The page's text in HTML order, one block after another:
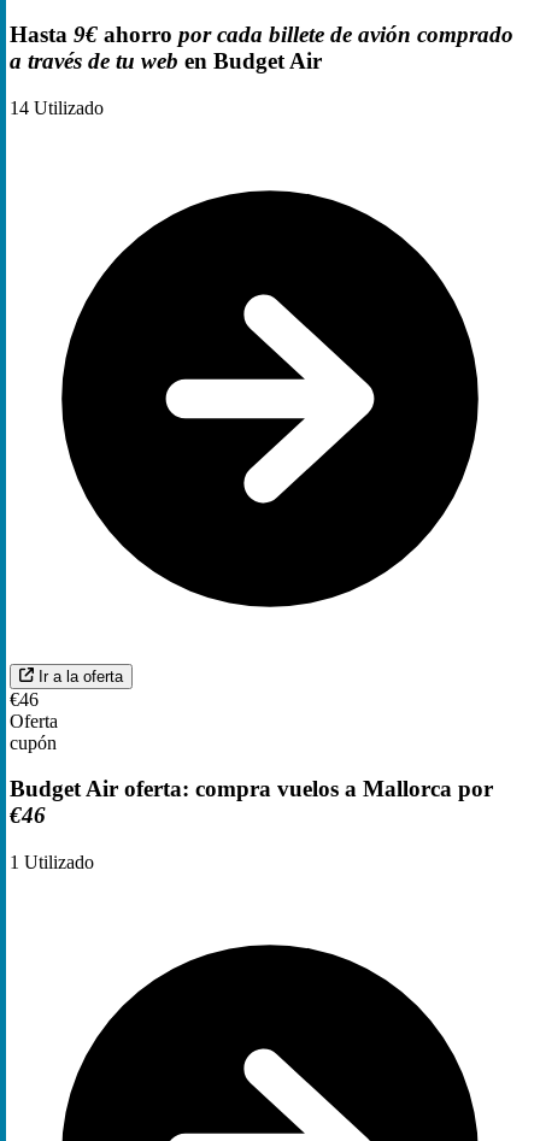
Hasta 9€ ahorro por cada billete de avión comprado
a través de tu web en Budget Air
14 Utilizado
Ir a la oferta
€46
Oferta
cupón
Budget Air oferta: compra vuelos a Mallorca por
€46
1 Utilizado